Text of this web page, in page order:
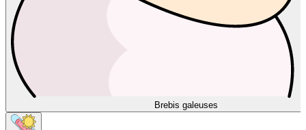
Brebis galeuses